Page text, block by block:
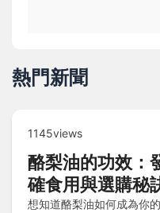
熱門新聞
1145views
酪梨油的功效：
確食用與選購秘
想知道酪梨油如何成為你